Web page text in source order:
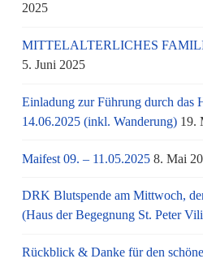
2025
MITTELALTERLICHES
5. Juni 2025
Einladung zur Führung durch das
14.06.2025 (inkl. Wanderung) 19.
Maifest 09. – 11.05.2025 8. Mai
DRK Blutspende am Mittwoch,
(Haus der Begegnung St. Peter
Rückblick & Danke für den